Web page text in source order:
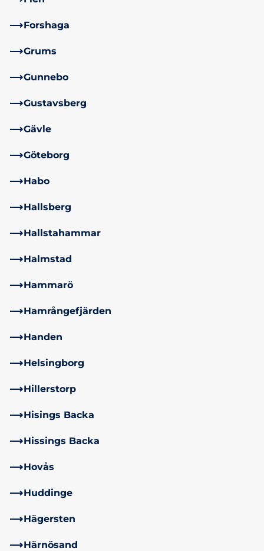
Forshaga
Grums
Gunnebo
Gustavsberg
Gävle
Göteborg
Habo
Hallsberg
Hallstahammar
Halmstad
Hammarö
Hamrångefjärden
Handen
Helsingborg
Hillerstorp
Hisings Backa
Hissings Backa
Hovås
Huddinge
Hägersten
Härnösand